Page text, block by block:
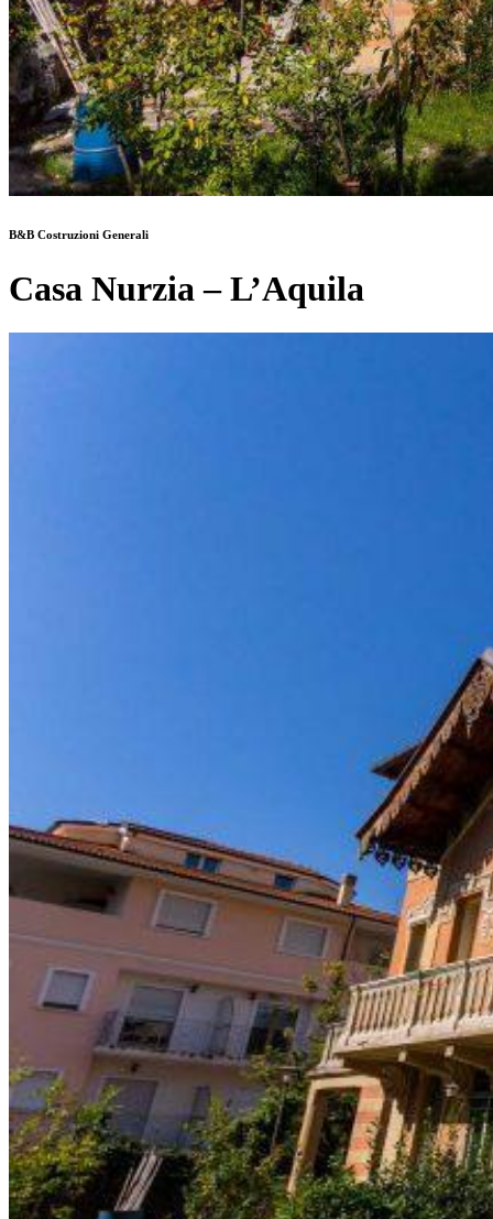
B&B Costruzioni Generali
Casa Nurzia – L’Aquila